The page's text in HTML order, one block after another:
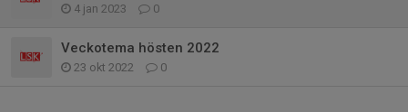
4 jan 2023 0
Veckotema hösten 2022
23 okt 2022 0